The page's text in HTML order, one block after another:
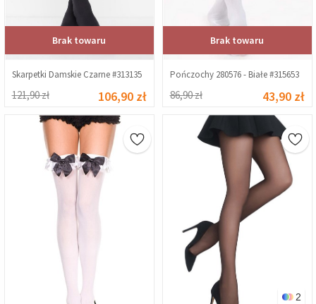
Brak towaru
Skarpetki Damskie Czarne #313135
121,90 zł 106,90 zł
Brak towaru
Pończochy 280576 - Białe #315653
86,90 zł 43,90 zł
2